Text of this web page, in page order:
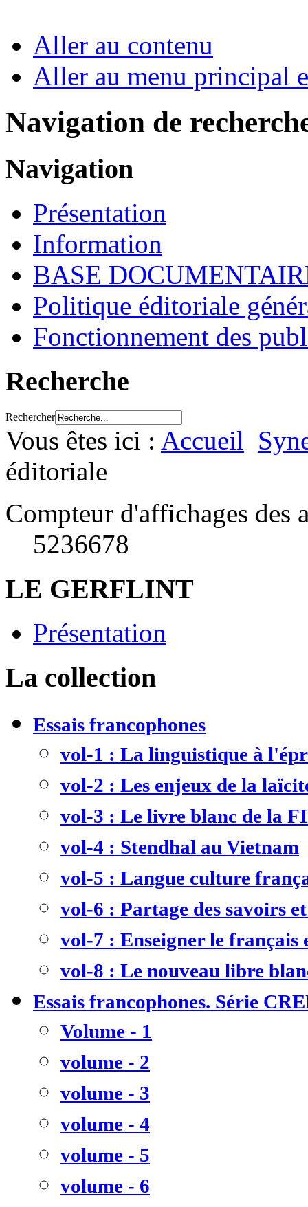
Aller au contenu
Aller au menu principal
Navigation de
Navigation
Présentation
Information
BASE
Politique éditoriale
Fonctionnement des
Recherche
Rechercher
Vous êtes ici : Accueil
éditoriale
Compteur d'affichages des
5236678
LE GERFLINT
Présentation
La collection
Essais francophones
vol-1 : La linguistique à
vol-2 : Les enjeux de la
vol-3 : Le livre blanc de la
vol-4 : Stendhal au Vietnam
vol-5 : Langue culture
vol-6 : Partage des savoirs
vol-7 : Enseigner le
vol-8 : Le nouveau libre
Essais francophones. Série
Volume - 1
volume - 2
volume - 3
volume - 4
volume - 5
volume - 6